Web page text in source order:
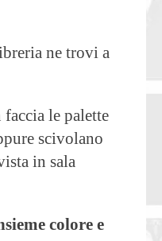
ne trovi a
le palette
scivolano
in sala
colore e